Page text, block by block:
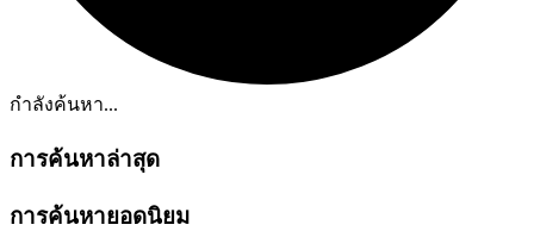
กำลังค้นหา...
การค้นหาล่าสุด
การค้นหายอดนิยม